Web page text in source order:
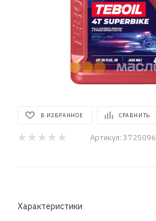
В ИЗБРАННОЕ СРАВНИТЬ
Артикул: 3725096
Характеристики